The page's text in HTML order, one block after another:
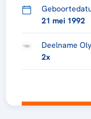
21 mei 1992
Deelname
2x